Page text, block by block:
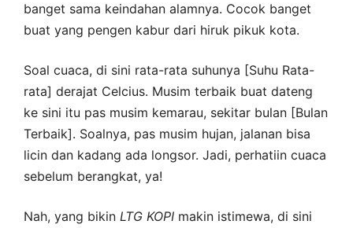
banget sama keindahan alamnya. Cocok banget
buat yang pengen kabur dari hiruk pikuk kota.
Soal cuaca, di sini rata-rata suhunya [Suhu Rata-
rata] derajat Celcius. Musim terbaik buat dateng
ke sini itu pas musim kemarau, sekitar bulan [Bulan
Terbaik]. Soalnya, pas musim hujan, jalanan bisa
licin dan kadang ada longsor. Jadi, perhatiin cuaca
sebelum berangkat, ya!
Nah, yang bikin LTG KOPI makin istimewa, di sini